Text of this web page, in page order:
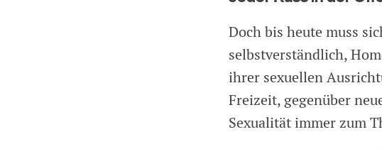
Doch bis heute muss
selbstverständlich,
ihrer sexuellen
Freizeit, gegenüber
Sexualität immer zum